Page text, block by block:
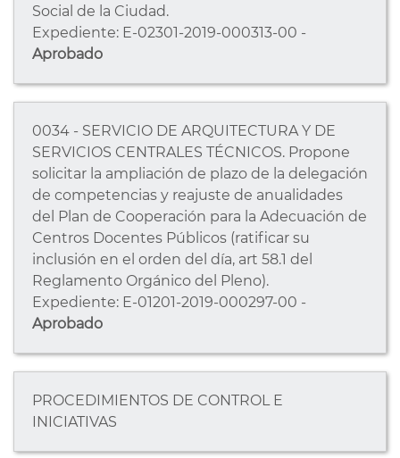
Social de la Ciudad.
Expediente: E-02301-2019-000313-00 -
Aprobado
0034 - SERVICIO DE ARQUITECTURA Y DE
SERVICIOS CENTRALES TÉCNICOS. Propone
solicitar la ampliación de plazo de la delegación
de competencias y reajuste de anualidades
del Plan de Cooperación para la Adecuación de
Centros Docentes Públicos (ratificar su
inclusión en el orden del día, art 58.1 del
Reglamento Orgánico del Pleno).
Expediente: E-01201-2019-000297-00 -
Aprobado
PROCEDIMIENTOS DE CONTROL E
INICIATIVAS